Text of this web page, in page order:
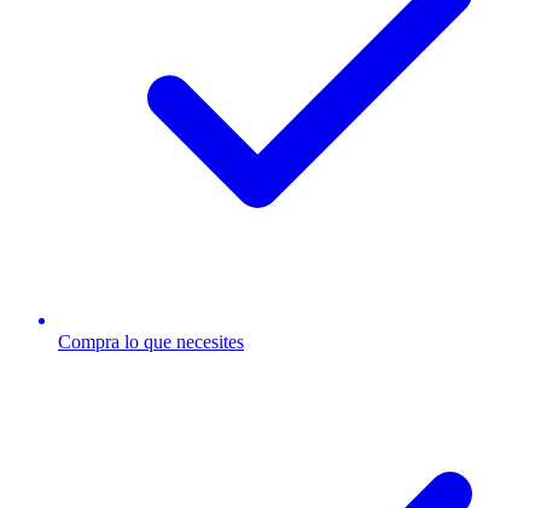
Compra lo que necesites